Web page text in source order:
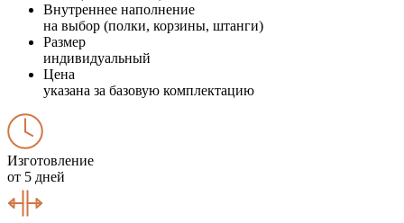
Внутреннее наполнение
на выбор (полки, корзины, штанги)
Размер
индивидуальный
Цена
указана за базовую комплектацию
Изготовление
от 5 дней